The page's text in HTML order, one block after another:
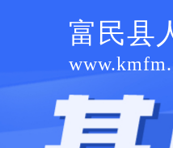
富民县